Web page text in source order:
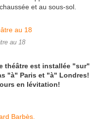
et au sous-sol.
au 18
théâtre est installée "sur"
"à" Paris et "à" Londres!
en lévitation!